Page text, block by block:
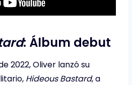
: Álbum debut
2022, Oliver lanzó su
Hideous Bastard, a